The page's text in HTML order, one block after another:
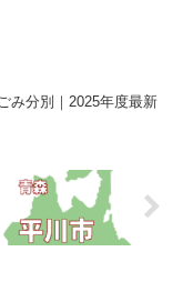
み分別｜2025年度最新